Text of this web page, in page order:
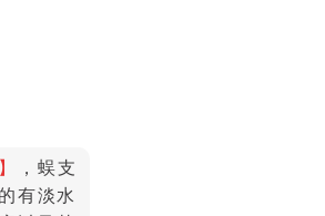
，蜈支
有淡水